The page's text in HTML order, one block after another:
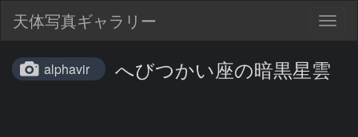
天体写真ギャラリー
alphavir へびつかい座の暗黒星雲